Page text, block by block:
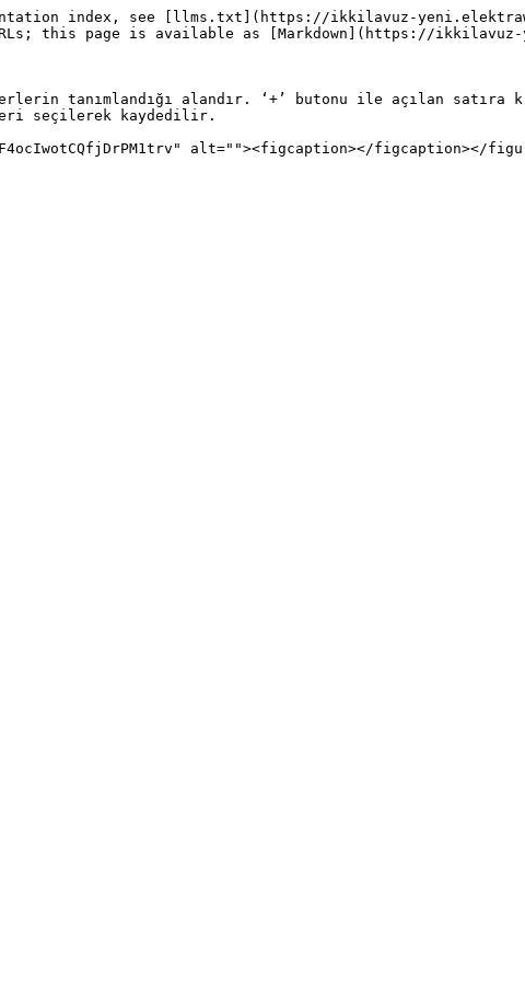
index, see [llms.txt](https://ikkilavuz-
this page is available as [Markdown](https://
tanımlandığı alandır. ‘+’ butonu ile açılan
seçilerek kaydedilir.